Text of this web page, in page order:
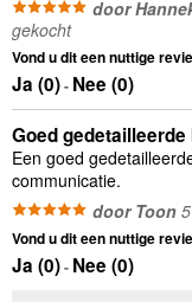
door
gekocht
Vond u dit een nuttige
Ja (0)- Nee (0)
Goed
Een goed
communicatie.
door Toon
Vond u dit een nuttige
Ja (0)- Nee (0)